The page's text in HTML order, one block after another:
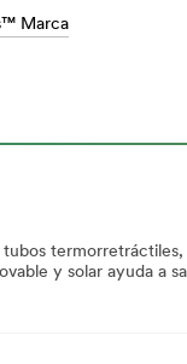
Marca
y solar ayuda a